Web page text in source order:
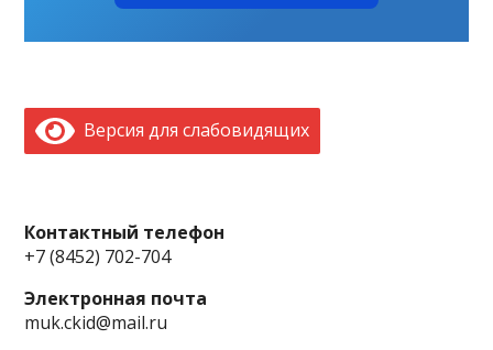
Версия для слабовидящих
Контактный телефон
+7 (8452) 702-704
Электронная почта
muk.ckid@mail.ru